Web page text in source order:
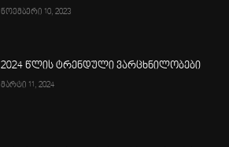
ნოემბერი 10, 2023
2024 წლის ტრენდული ვარცხნილობები
მარტი 11, 2024